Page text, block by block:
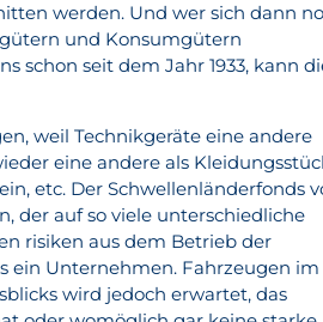
werden. Und wer sich dann
und Konsumgütern
schon seit dem Jahr 1933, kann
weil Technikgeräte eine andere
eine andere als
etc. Der Schwellenländerfonds
der auf so viele unterschiedliche
risiken aus dem Betrieb der
ein Unternehmen. Fahrzeugen im
wird jedoch erwartet, das